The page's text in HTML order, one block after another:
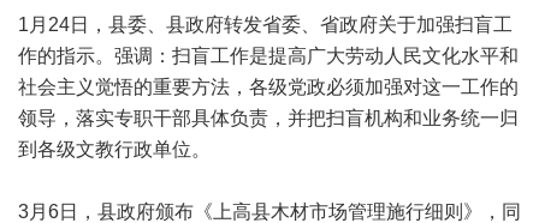
1月24日，县委、县政府转发省委、省政府关于加强扫盲工
作的指示。强调：扫盲工作是提高广大劳动人民文化水平和
社会主义觉悟的重要方法，各级党政必须加强对这一工作的
领导，落实专职干部具体负责，并把扫盲机构和业务统一归
到各级文教行政单位。
3月6日，县政府颁布《上高县木材市场管理施行细则》，同